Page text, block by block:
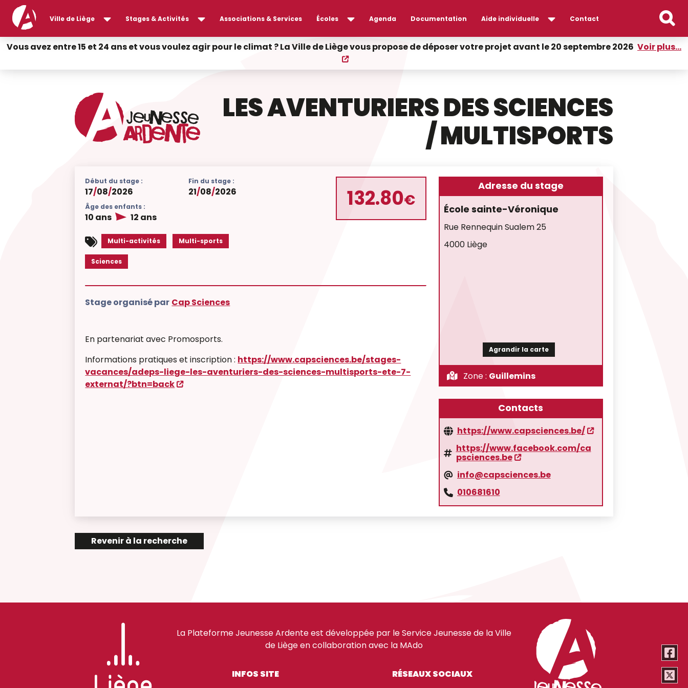
Ville de Liège Stages & Activités Associations & Services Écoles Agenda Documentation Aide individuelle Contact
Vous avez entre 15 et 24 ans et vous voulez agir pour le climat ? La Ville de Liège vous propose de déposer votre projet avant le 20 septembre 2026 Voir plus...
LES AVENTURIERS DES SCIENCES
/ MULTISPORTS
Début du stage :
17/08/2026
Fin du stage :
21/08/2026
Âge des enfants :
10 ans 12 ans
Multi-activités Multi-sports
Sciences
132.80€
Stage organisé par Cap Sciences
En partenariat avec Promosports.
Informations pratiques et inscription : https://www.capsciences.be/stages-
vacances/adeps-liege-les-aventuriers-des-sciences-multisports-ete-7-
externat/?btn=back
Adresse du stage
École sainte-Véronique
Rue Rennequin Sualem 25
4000 Liège
Agrandir la carte
Zone : Guillemins
Contacts
https://www.capsciences.be/
https://www.facebook.com/ca
psciences.be
info@capsciences.be
010681610
Revenir à la recherche
La Plateforme Jeunesse Ardente est développée par le Service Jeunesse de la Ville
de Liège en collaboration avec la MAdo
INFOS SITE
RÉSEAUX SOCIAUX